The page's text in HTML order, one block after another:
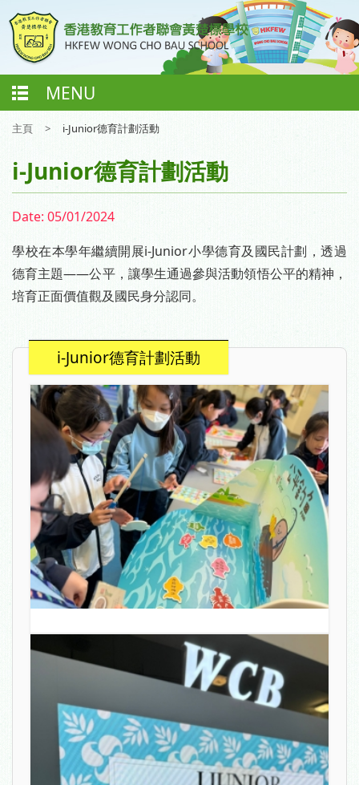
MENU
主頁 > i-Junior德育計劃活動
i-Junior德育計劃活動
Date: 05/01/2024
學校在本學年繼續開展i-Junior小學德育及國民計劃，透過
德育主題——公平，讓學生通過參與活動領悟公平的精神，
培育正面價值觀及國民身分認同。
i-Junior德育計劃活動